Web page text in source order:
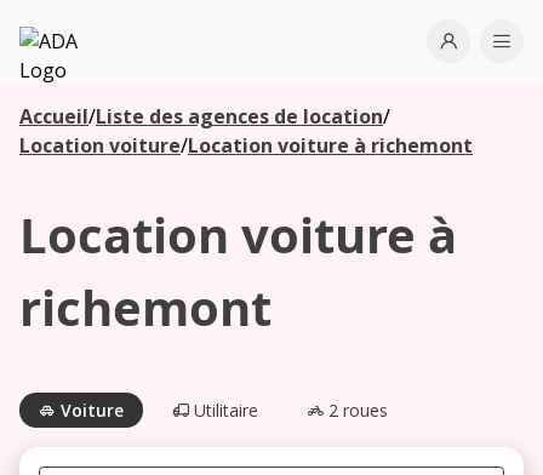
ADA
Open
Accueil/Liste des agences de location/
Location voiture/Location voiture à richemont
Location voiture à
richemont
Voiture Utilitaire 2 roues
Les
agences à
Commencez
votre
agences à
proximité